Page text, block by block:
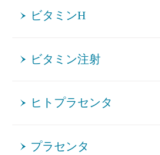
ビタミンH
ビタミン注射
ヒトプラセンタ
プラセンタ